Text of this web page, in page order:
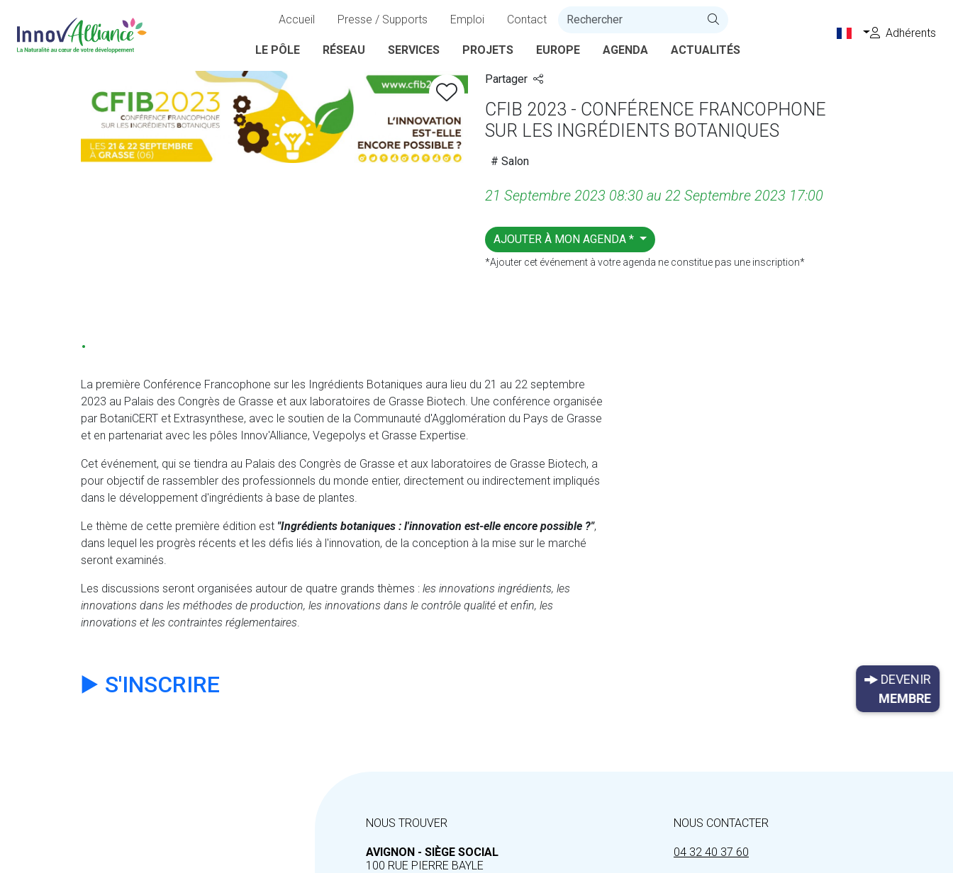
Accueil Presse / Supports Emploi Contact
LE PÔLE RÉSEAU SERVICES PROJETS EUROPE AGENDA ACTUALITÉS
Adhérents
Partager
CFIB 2023 - CONFÉRENCE FRANCOPHONE
SUR LES INGRÉDIENTS BOTANIQUES
# Salon
21 Septembre 2023 08:30 au 22 Septembre 2023 17:00
AJOUTER À MON AGENDA *
*Ajouter cet événement à votre agenda ne constitue pas une inscription*
.
La première Conférence Francophone sur les Ingrédients Botaniques aura lieu du 21 au 22 septembre
2023 au Palais des Congrès de Grasse et aux laboratoires de Grasse Biotech. Une conférence organisée
par BotaniCERT et Extrasynthese, avec le soutien de la Communauté d'Agglomération du Pays de Grasse
et en partenariat avec les pôles Innov'Alliance, Vegepolys et Grasse Expertise.
Cet événement, qui se tiendra au Palais des Congrès de Grasse et aux laboratoires de Grasse Biotech, a
pour objectif de rassembler des professionnels du monde entier, directement ou indirectement impliqués
dans le développement d'ingrédients à base de plantes.
Le thème de cette première édition est "Ingrédients botaniques : l'innovation est-elle encore possible ?",
dans lequel les progrès récents et les défis liés à l'innovation, de la conception à la mise sur le marché
seront examinés.
Les discussions seront organisées autour de quatre grands thèmes : les innovations ingrédients, les
innovations dans les méthodes de production, les innovations dans le contrôle qualité et enfin, les
innovations et les contraintes réglementaires.
▶️ S'INSCRIRE
DEVENIR
MEMBRE
NOUS TROUVER
AVIGNON - SIÈGE SOCIAL
100 RUE PIERRE BAYLE
NOUS CONTACTER
04 32 40 37 60